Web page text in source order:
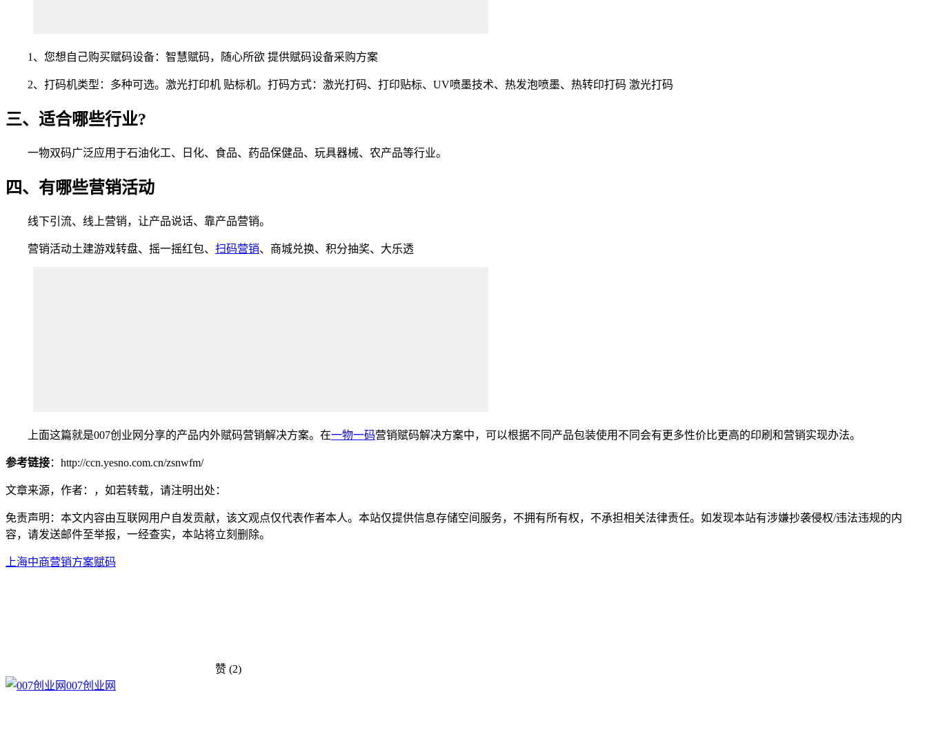
1、您想自己购买赋码设备：智慧赋码，随心所欲 提供赋码设备采购方案
2、打码机类型：多种可选。激光打印机 贴标机。打码方式：激光打码、打印贴标、UV喷墨技术、热发泡喷墨、热转印打码 激光打码
三、适合哪些行业?
一物双码广泛应用于石油化工、日化、食品、药品保健品、玩具器械、农产品等行业。
四、有哪些营销活动
线下引流、线上营销，让产品说话、靠产品营销。
营销活动土建游戏转盘、摇一摇红包、 扫码营销、商城兑换、积分抽奖、大乐透
上面这篇就是007创业网分享的产品内外赋码营销解决方案。在一物一码营销赋码解决方案中，可以根据不同产品包装使用不同会有更多性价比更高的印刷和营销实现办法。
参考链接：http://ccn.yesno.com.cn/zsnwfm/
文章来源，作者：，如若转载，请注明出处：
免责声明：本文内容由互联网用户自发贡献，该文观点仅代表作者本人。本站仅提供信息存储空间服务，不拥有所有权，不承担相关法律责任。如发现本站有涉嫌抄袭侵权/违法违规的内
容，请发送邮件至举报，一经查实，本站将立刻删除。
上海中商营销方案赋码
赞 (2)
007创业网